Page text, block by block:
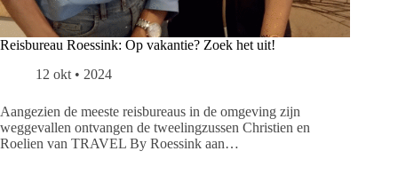
Reisbureau Roessink: Op vakantie? Zoek het uit!
12 okt • 2024
Aangezien de meeste reisbureaus in de omgeving zijn
weggevallen ontvangen de tweelingzussen Christien en
Roelien van TRAVEL By Roessink aan…